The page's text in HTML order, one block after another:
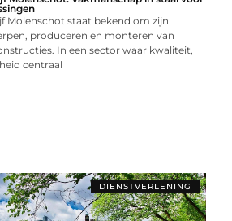
Molenschot staat bekend om zijn
produceren en monteren van
In een sector waar kwaliteit,
centraal
DIENSTVERLENING